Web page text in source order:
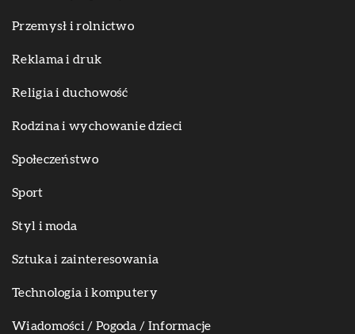
Przemysł i rolnictwo
Reklama i druk
Religia i duchowość
Rodzina i wychowanie dzieci
Społeczeństwo
Sport
Styl i moda
Sztuka i zainteresowania
Technologia i komputery
Wiadomości / Pogoda / Informacje